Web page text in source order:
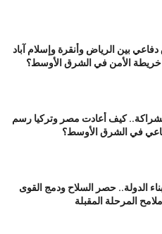
بين الرياض وأنقرة وإسلام آباد
الأمن في الشرق الأوسط؟
كيف أعادت مصر وتركيا رسم
في الشرق الأوسط؟
الدولة.. حصر السلاح ودمج القوى
المرحلة المقبلة